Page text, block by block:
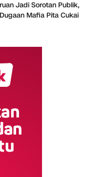
Jadi Sorotan Publik,
Mafia Pita Cukai